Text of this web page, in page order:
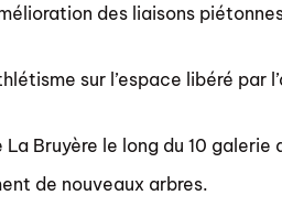
des liaisons
sur l’espace libéré par
Bruyère le long du 10 galerie
de nouveaux arbres.